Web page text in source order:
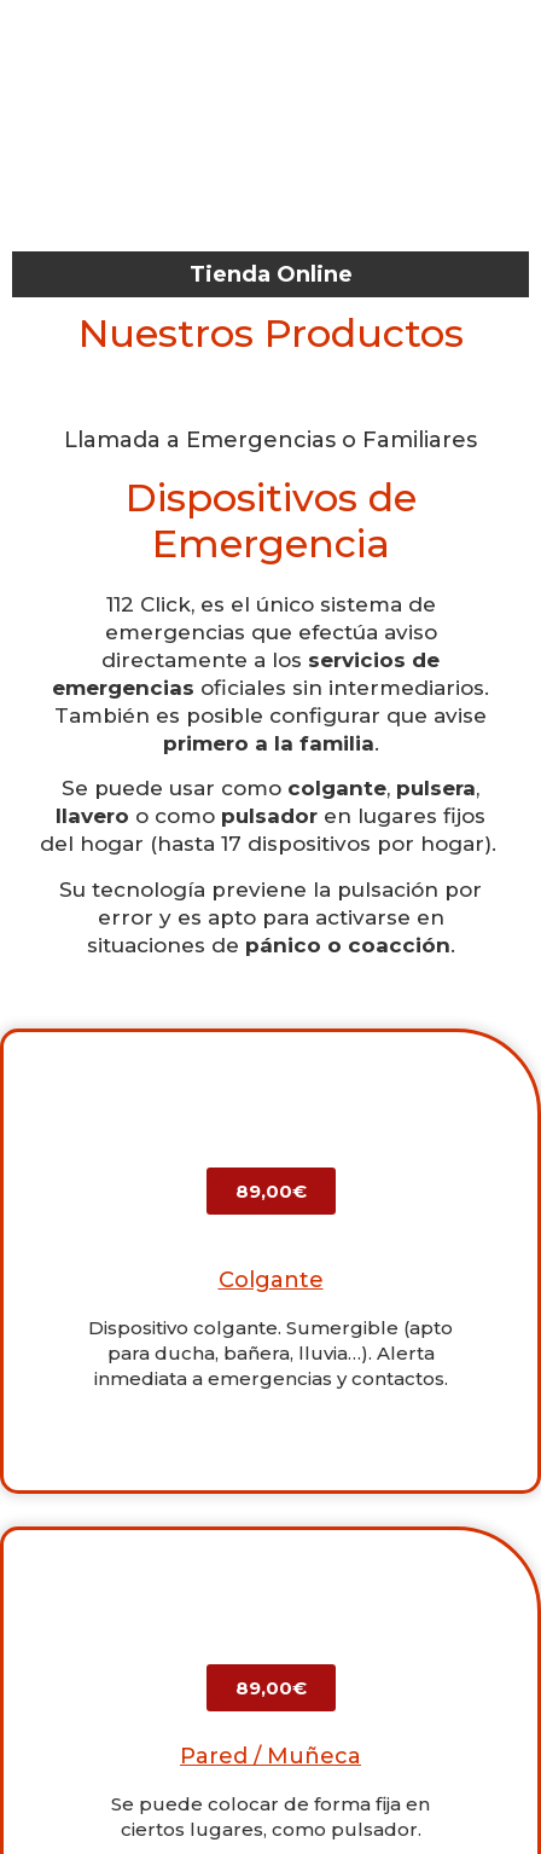
Tienda Online
Nuestros Productos
Llamada a Emergencias o Familiares
Dispositivos de
Emergencia
112 Click, es el único sistema de
emergencias que efectúa aviso
directamente a los servicios de
emergencias oficiales sin intermediarios.
También es posible configurar que avise
primero a la familia.
Se puede usar como colgante, pulsera,
llavero o como pulsador en lugares fijos
del hogar (hasta 17 dispositivos por hogar).
Su tecnología previene la pulsación por
error y es apto para activarse en
situaciones de pánico o coacción.
89,00€
Colgante
Dispositivo colgante. Sumergible (apto
para ducha, bañera, lluvia…). Alerta
inmediata a emergencias y contactos.
89,00€
Pared / Muñeca
Se puede colocar de forma fija en
ciertos lugares, como pulsador.